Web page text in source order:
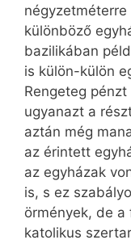
különböző
bazilikában
is külön-külön
Rengeteg
ugyanazt a
aztán még
az érintett
az egyházak
is, s ez
örmények, de
katolikus